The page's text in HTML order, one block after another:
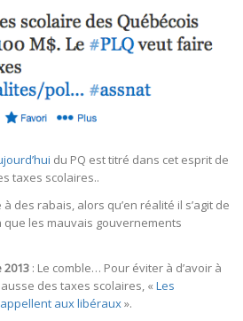
du PQ est titré dans cet esprit de
taxes scolaires..
des rabais, alors qu’en réalité il s’agit de
que les mauvais gouvernements
2013 : Le comble… Pour éviter à d’avoir à
des taxes scolaires, « Les
aux libéraux».